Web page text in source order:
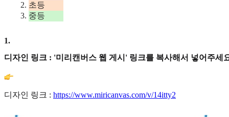
초등
중등
1.
디자인 링크 : '미리캔버스 웹 게시' 링크를 복사해서 넣어주세
디자인 링크 : https://www.miricanvas.com/v/14itty2